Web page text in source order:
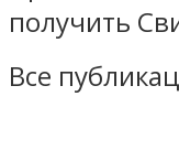
получить
Все